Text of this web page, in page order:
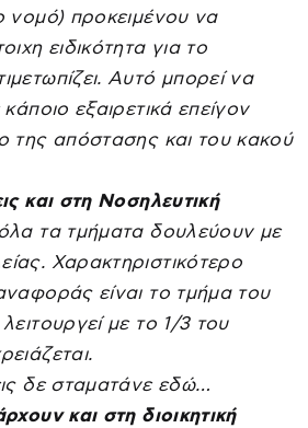
νομό) προκειμένου να
ειδικότητα για το
Αυτό μπορεί να
εξαιρετικά επείγον
της απόστασης και του κακού
και στη Νοσηλευτική
τα τμήματα δουλεύουν με
Χαρακτηριστικότερο
είναι το τμήμα του
με το 1/3 του
δε σταματάνε εδώ…
και στη διοικητική